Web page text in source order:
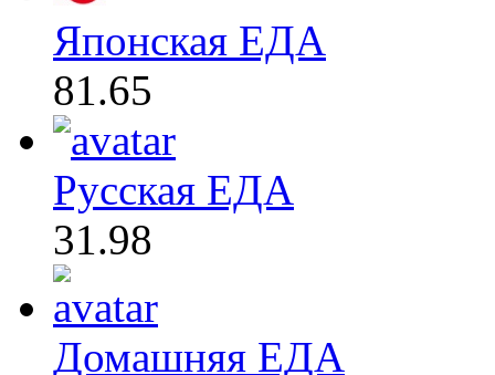
Японская ЕДА
81.65
Русская ЕДА
31.98
Домашняя ЕДА